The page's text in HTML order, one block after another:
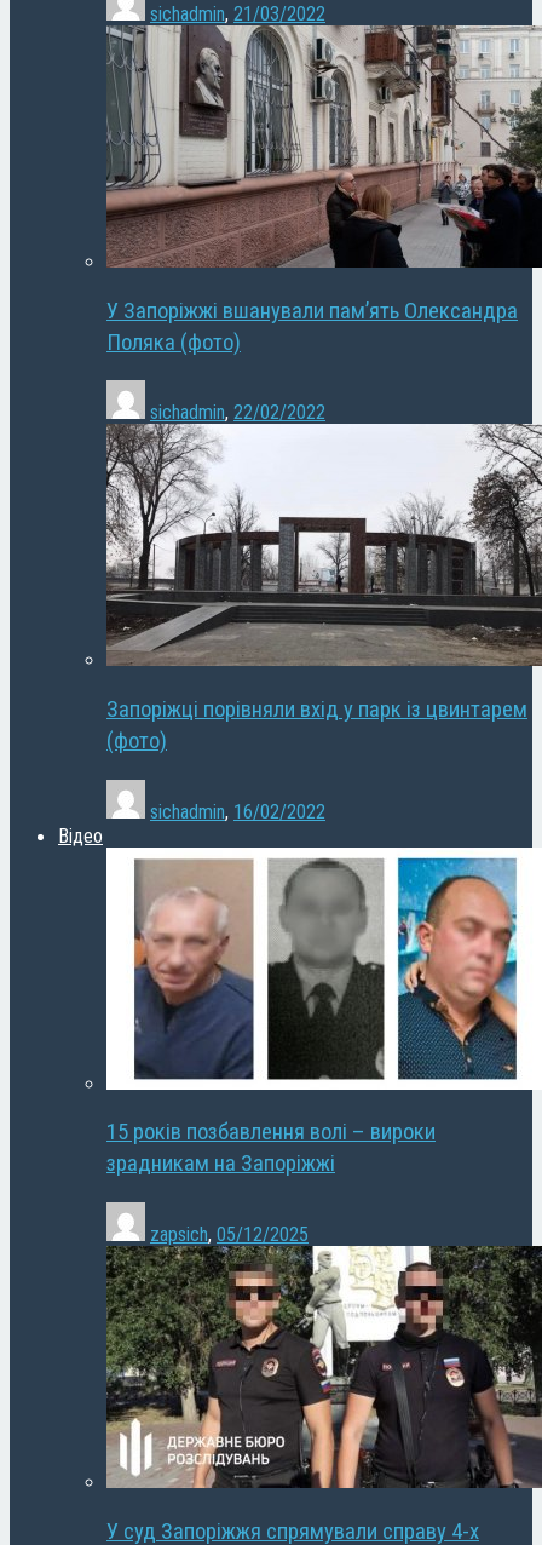
sichadmin, 21/03/2022
У Запоріжжі вшанували пам’ять Олександра
Поляка (фото)
sichadmin, 22/02/2022
Запоріжці порівняли вхід у парк із цвинтарем
(фото)
sichadmin, 16/02/2022
Відео
15 років позбавлення волі – вироки
зрадникам на Запоріжжі
zapsich, 05/12/2025
У суд Запоріжжя спрямували справу 4-х